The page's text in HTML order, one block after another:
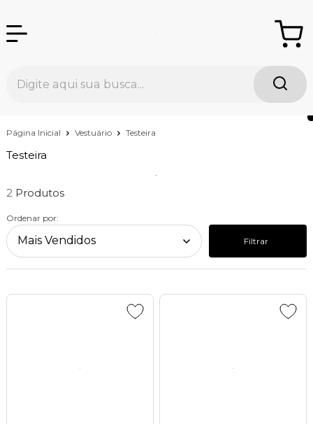
Página Inicial Vestuário Testeira
Testeira
2
Ordenar por:
Filtrar